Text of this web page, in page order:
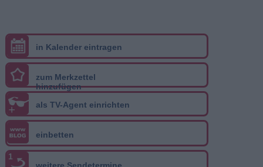
in Kalender eintragen
zum Merkzettel
hinzufügen
+ als TV-Agent einrichten
einbetten
1
weitere Sendetermine